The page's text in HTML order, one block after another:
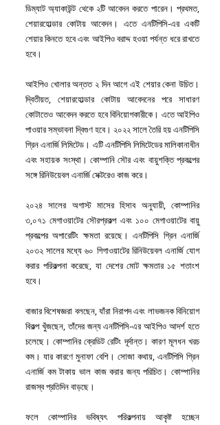
ডিম্যাট অ্যাকাউন্ট থেকে ২টি আবেদন করতে পারেন। প্রথমত,
শেয়ারহোল্ডার কোটায় আবেদন। এতে এনটিপিসি-এর একটি
শেয়ার কিনতে হবে এবং আইপিও বরাদ্দ হওয়া পর্যন্ত ধরে রাখতে
হবে।
আইপিও খোলার অন্তত ২ দিন আগে এই শেয়ার কেনা উচিত।
দ্বিতীয়ত, শেয়ারহোল্ডার কোটায় আবেদনের পরে সাধারণ
কোটাতেও আবেদন করতে হবে বিনিয়োগকারীকে। এতে আইপিও
পাওয়ার সম্ভাবনা দ্বিগুণ হবে। ২০২২ সালে তৈরি হয় এনটিপিসি
গ্রিন এনার্জি লিমিটেড। এটি এনটিপিসি লিমিটেডের মালিকানাধীন
এবং সহায়ক সংস্থা। কোম্পানি সৌর এবং বায়ুশক্তি প্রকল্পের
সঙ্গে রিনিউয়েবল এনার্জি সেক্টরেও কাজ করে।
২০২৪ সালের অগাস্ট মাসের হিসাব অনুযায়ী, কোম্পানির
৩,০৭১ মেগাওয়াটের সৌরপ্রকল্প এবং ১০০ মেগাওয়াটের বায়ু
প্রকল্পের অপারেটিং ক্ষমতা রয়েছে। এনটিপিসি গ্রিন এনার্জি
২০৩২ সালের মধ্যে ৬০ গিগাওয়াটের রিনিউয়েবল এনার্জি যোগ
করার পরিকল্পনা করেছে, যা দেশের মোট ক্ষমতার ১৫ শতাংশ
হবে।
বাজার বিশেষজ্ঞরা বলছেন, যাঁরা নিরাপদ এবং লাভজনক বিনিয়োগ
বিকল্প খুঁজছেন, তাঁদের জন্য এনটিপিসি-এর আইপিও আদর্শ হতে
চলেছে। কোম্পানির ক্রেডিট রেটিং দূর্দান্ত। কারণ মূলধন খরচ
কম। যার কারণে মুনাফা বেশি। সোজা কথায়, এনটিপিসি গ্রিন
এনার্জি কম টাকায় ভাল কাজ করার জন্য পরিচিত। কোম্পানির
রাজস্ব প্রতিদিন বাড়ছে।
ফলে কোম্পানির ভবিষ্যৎ পরিকল্পনায় আকৃষ্ট হচ্ছেন